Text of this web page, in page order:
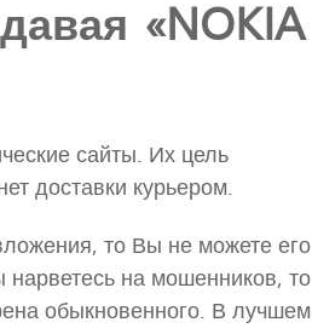
«NOKIA
сайты. Их цель
доставки курьером.
то Вы не можете его
на мошенников, то
обыкновенного. В лучшем